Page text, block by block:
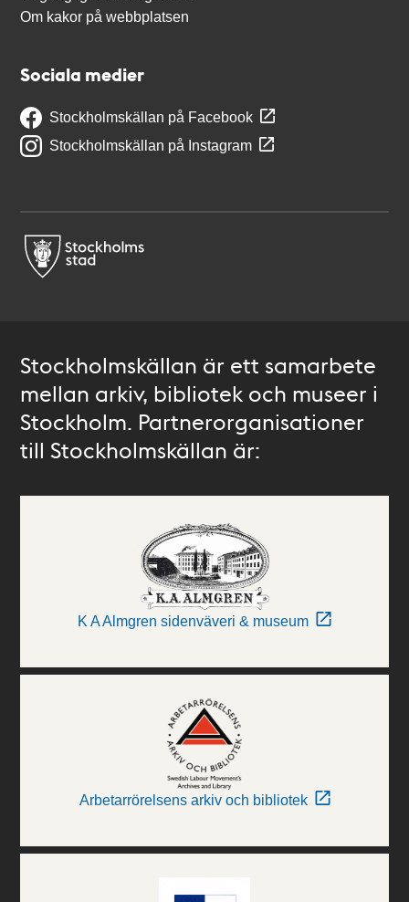
Om kakor på webbplatsen
Sociala medier
Stockholmskällan på Facebook
Stockholmskällan på Instagram
Stockholmskällan är ett samarbete
mellan arkiv, bibliotek och museer i
Stockholm. Partnerorganisationer
till Stockholmskällan är:
K A Almgren sidenväveri & museum
Arbetarrörelsens arkiv och bibliotek